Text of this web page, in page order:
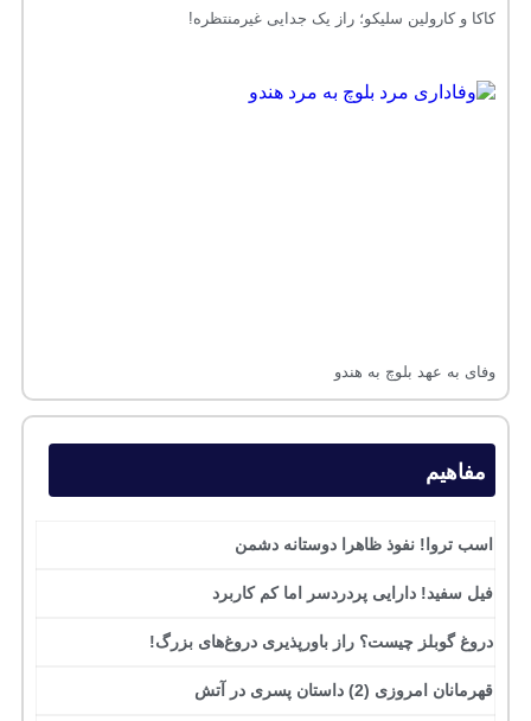
کاکا و کارولین سلیکو؛ راز یک جدایی غیرمنتظره!
وفای به عهد بلوچ به هندو
مفاهیم
اسب تروا! نفوذ ظاهرا دوستانه دشمن
فیل سفید! دارایی پردردسر اما کم کاربرد
دروغ گوبلز چیست؟ راز باورپذیری دروغ‌های بزرگ!
قهرمانان امروزی (2) داستان پسری در آتش